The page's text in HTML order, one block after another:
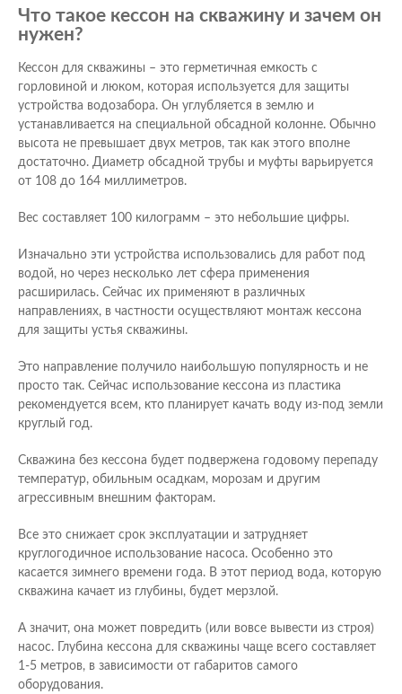
Что такое кессон на скважину и зачем он
нужен?
Кессон для скважины – это герметичная емкость с
горловиной и люком, которая используется для защиты
устройства водозабора. Он углубляется в землю и
устанавливается на специальной обсадной колонне. Обычно
высота не превышает двух метров, так как этого вполне
достаточно. Диаметр обсадной трубы и муфты варьируется
от 108 до 164 миллиметров.
Вес составляет 100 килограмм – это небольшие цифры.
Изначально эти устройства использовались для работ под
водой, но через несколько лет сфера применения
расширилась. Сейчас их применяют в различных
направлениях, в частности осуществляют монтаж кессона
для защиты устья скважины.
Это направление получило наибольшую популярность и не
просто так. Сейчас использование кессона из пластика
рекомендуется всем, кто планирует качать воду из-под земли
круглый год.
Скважина без кессона будет подвержена годовому перепаду
температур, обильным осадкам, морозам и другим
агрессивным внешним факторам.
Все это снижает срок эксплуатации и затрудняет
круглогодичное использование насоса. Особенно это
касается зимнего времени года. В этот период вода, которую
скважина качает из глубины, будет мерзлой.
А значит, она может повредить (или вовсе вывести из строя)
насос. Глубина кессона для скважины чаще всего составляет
1-5 метров, в зависимости от габаритов самого
оборудования.